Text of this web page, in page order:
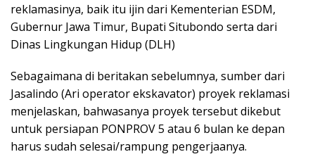
reklamasinya, baik itu ijin dari Kementerian ESDM,
Gubernur Jawa Timur, Bupati Situbondo serta dari
Dinas Lingkungan Hidup (DLH)
Sebagaimana di beritakan sebelumnya, sumber dari
Jasalindo (Ari operator ekskavator) proyek reklamasi
menjelaskan, bahwasanya proyek tersebut dikebut
untuk persiapan PONPROV 5 atau 6 bulan ke depan
harus sudah selesai/rampung pengerjaanya.